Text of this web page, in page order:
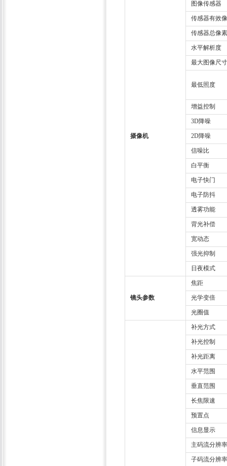
摄像机
图像传感器
传感器有效
传感器总像素
水平解析度
最大图像尺寸
最低照度
增益控制
3D降噪
2D降噪
信噪比
白平衡
电子快门
电子防抖
透雾功能
背光补偿
宽动态
强光抑制
日夜模式
镜头参数
焦距
光学变倍
光圈值
补光方式
补光控制
补光距离
水平范围
垂直范围
长焦限速
预置点
信息显示
主码流分辨
子码流分辨